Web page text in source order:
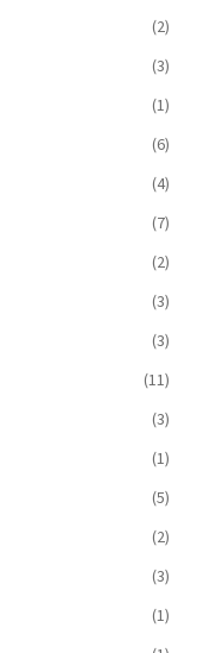
(2)
(3)
(1)
(6)
(4)
(7)
(2)
(3)
(3)
(11)
(3)
(1)
(5)
(2)
(3)
(1)